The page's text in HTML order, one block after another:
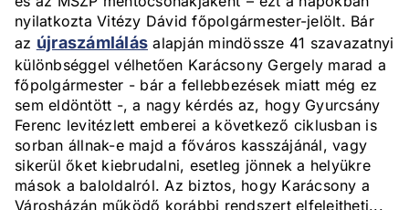
nyilatkozta Vitézy Dávid főpolgármester-jelölt. Bár
az újraszámlálás alapján mindössze 41 szavazatnyi
különbséggel vélhetően Karácsony Gergely marad a
főpolgármester - bár a fellebbezések miatt még ez
sem eldöntött -, a nagy kérdés az, hogy Gyurcsány
Ferenc levitézlett emberei a következő ciklusban is
sorban állnak-e majd a főváros kasszájánál, vagy
sikerül őket kiebrudalni, esetleg jönnek a helyükre
mások a baloldalról. Az biztos, hogy Karácsony a
Városházán működő korábbi rendszert elfelejtheti...